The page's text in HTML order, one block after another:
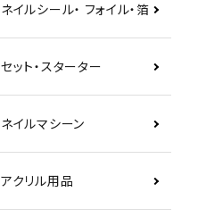
ネイルシール・ フォイル・箔
セット・スターター
ネイルマシーン
アクリル用品